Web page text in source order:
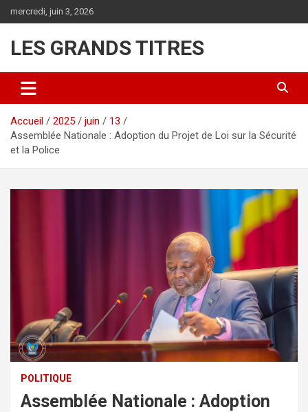
au
mercredi, juin 3, 2026
LES GRANDS TITRES
Accueil 2025 juin
13
Assemblée Nationale : Adoption du Projet de Loi sur la Sécurité
et la Police
POLITIQUE
Assemblée Nationale : Adoption